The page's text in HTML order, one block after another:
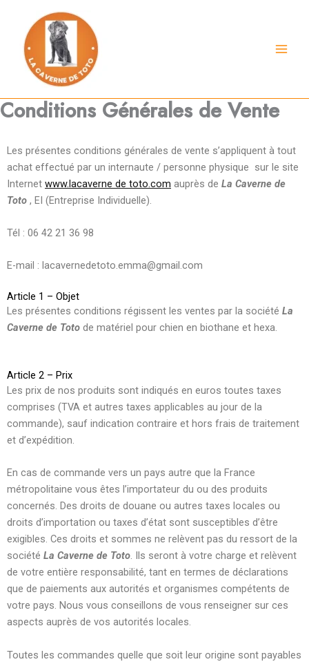
contenu
Conditions Générales de Vente
Les présentes conditions générales de vente s’appliquent à tout
achat effectué par un internaute / personne physique sur le site
Internet www.lacaverne de toto.com auprès de La Caverne de
Toto , EI (Entreprise Individuelle).
Tél : 06 42 21 36 98
E-mail : lacavernedetoto.emma@gmail.com
Article 1 – Objet
Les présentes conditions régissent les ventes par la société La
Caverne de Toto de matériel pour chien en biothane et hexa.
Article 2 – Prix
Les prix de nos produits sont indiqués en euros toutes taxes
comprises (TVA et autres taxes applicables au jour de la
commande), sauf indication contraire et hors frais de traitement
et d’expédition.
En cas de commande vers un pays autre que la France
métropolitaine vous êtes l’importateur du ou des produits
concernés. Des droits de douane ou autres taxes locales ou
droits d’importation ou taxes d’état sont susceptibles d’être
exigibles. Ces droits et sommes ne relèvent pas du ressort de la
société La Caverne de Toto. Ils seront à votre charge et relèvent
de votre entière responsabilité, tant en termes de déclarations
que de paiements aux autorités et organismes compétents de
votre pays. Nous vous conseillons de vous renseigner sur ces
aspects auprès de vos autorités locales.
Toutes les commandes quelle que soit leur origine sont payables